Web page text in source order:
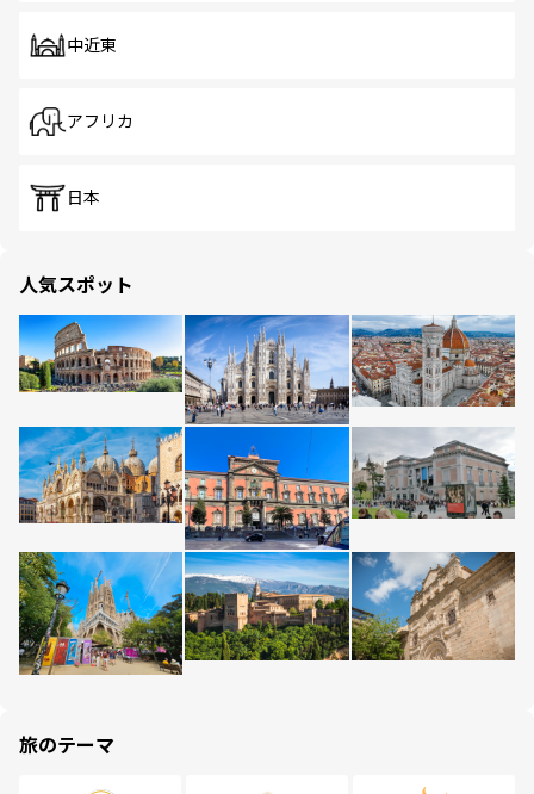
中近東
アフリカ
日本
人気スポット
旅のテーマ